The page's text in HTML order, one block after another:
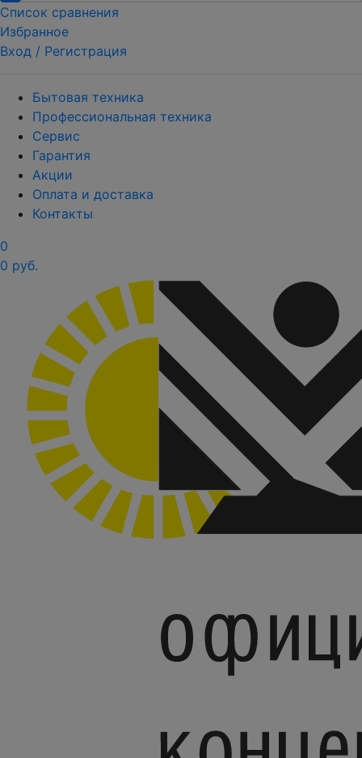
Список сравнения
Избранное
Вход / Регистрация
Бытовая техника
Профессиональная техника
Сервис
Гарантия
Акции
Оплата и доставка
Контакты
0
0 руб.